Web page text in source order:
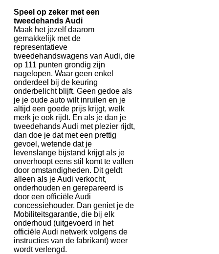
Speel op zeker met een
tweedehands Audi
Maak het jezelf daarom
gemakkelijk met de
representatieve
tweedehandswagens van Audi, die
op 111 punten grondig zijn
nagelopen. Waar geen enkel
onderdeel bij de keuring
onderbelicht blijft. Geen gedoe als
je je oude auto wilt inruilen en je
altijd een goede prijs krijgt, welk
merk je ook rijdt. En als je dan je
tweedehands Audi met plezier rijdt,
dan doe je dat met een prettig
gevoel, wetende dat je
levenslange bijstand krijgt als je
onverhoopt eens stil komt te vallen
door omstandigheden. Dit geldt
alleen als je Audi verkocht,
onderhouden en gerepareerd is
door een officiële Audi
concessiehouder. Dan geniet je de
Mobiliteitsgarantie, die bij elk
onderhoud (uitgevoerd in het
officiële Audi netwerk volgens de
instructies van de fabrikant) weer
wordt verlengd.